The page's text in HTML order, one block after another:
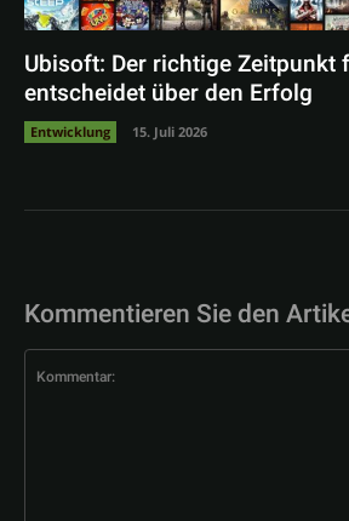
Ubisoft: Der richtige Zeitpunkt
entscheidet über den Erfolg
Entwicklung 15. Juli 2026
Kommentieren Sie den